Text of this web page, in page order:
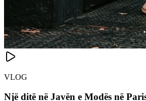
VLOG
Një ditë në Javën e Modës në